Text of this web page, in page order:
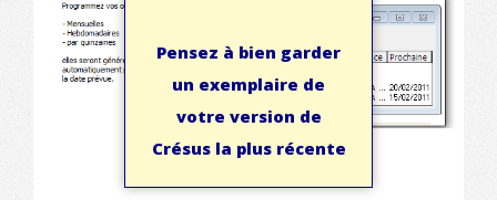
Pensez à bien garder
un exemplaire de
votre version de
Crésus la plus récente